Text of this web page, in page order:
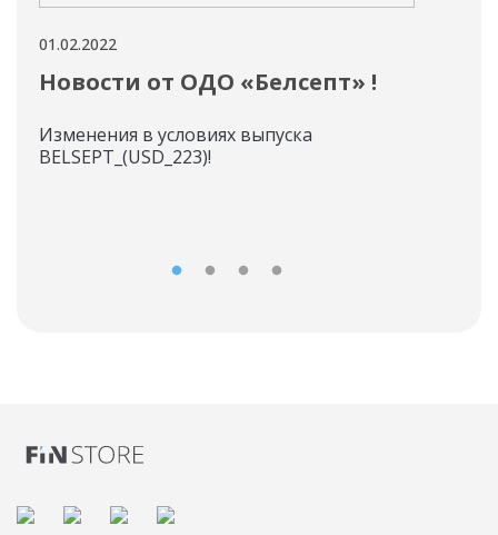
01.02.2022
Новости от ОДО «Белсепт» !
Изменения в условиях выпуска
BELSEPT_(USD_223)!